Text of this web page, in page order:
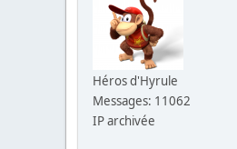
Héros d'Hyrule
Messages: 11062
IP archivée